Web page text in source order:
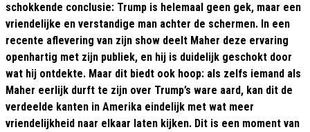
schokkende conclusie: Trump is helemaal geen gek, maar een
vriendelijke en verstandige man achter de schermen. In een
recente aflevering van zijn show deelt Maher deze ervaring
openhartig met zijn publiek, en hij is duidelijk geschokt door
wat hij ontdekte. Maar dit biedt ook hoop: als zelfs iemand als
Maher eerlijk durft te zijn over Trump’s ware aard, kan dit de
verdeelde kanten in Amerika eindelijk met wat meer
vriendelijkheid naar elkaar laten kijken. Dit is een moment van